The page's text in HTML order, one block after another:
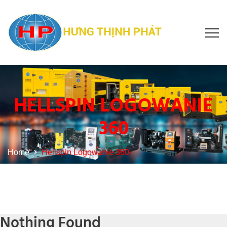
HELLSPIN LOGOWANIE
360
Home Hellspin Logowanie 360